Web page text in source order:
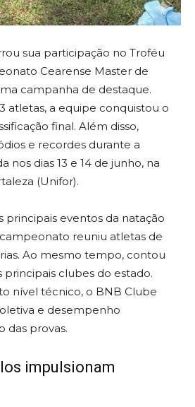
sua participação no Troféu
Cearense Master de
campanha de destaque.
atletas, a equipe conquistou o
final. Além disso,
e recordes durante a
nos dias 13 e 14 de junho, na
(Unifor).
principais eventos da natação
reuniu atletas de
Ao mesmo tempo, contou
principais clubes do estado.
nível técnico, o BNB Clube
e desempenho
das provas.
impulsionam